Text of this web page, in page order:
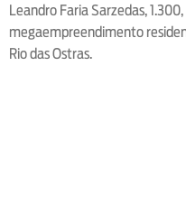
Leandro Faria Sarzedas,
megaempreendimento
Rio das Ostras.